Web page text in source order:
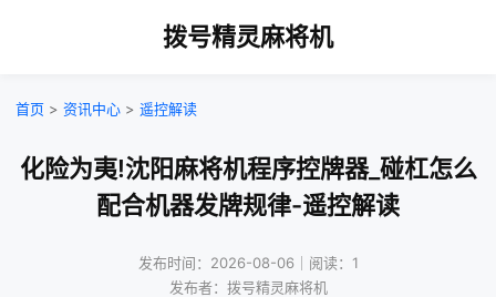
拨号精灵麻将机
首页 > 资讯中心 > 遥控解读
化险为夷!沈阳麻将机程序控牌器_碰杠怎么
配合机器发牌规律-遥控解读
发布时间：2026-08-06｜阅读：1
发布者：拨号精灵麻将机